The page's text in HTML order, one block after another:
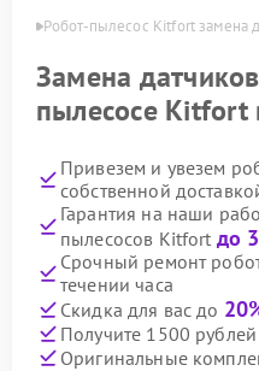
Робот-пылесос Kitfort замена
Замена
пылесосе Kitfort
Привезем и увезем
собственной
Гарантия на наши
пылесосов Kitfort до
Срочный ремонт
течении часа
Скидка для вас до
Получите 1500
Оригинальные